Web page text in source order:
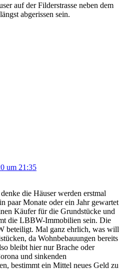
auf der Filderstrasse neben dem
abgerissen sein.
um 21:35
die Häuser werden erstmal
paar Monate oder ein Jahr gewartet
Käufer für die Grundstücke und
die LBBW-Immobilien sein. Die
beteiligt. Mal ganz ehrlich, was will
da Wohnbebauungen bereits
bleibt hier nur Brache oder
und sinkenden
bestimmt ein Mittel neues Geld zu